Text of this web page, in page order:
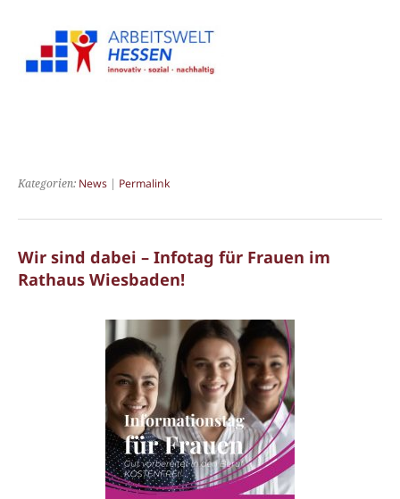
Kategorien: News Permalink
Wir sind dabei – Infotag für Frauen im
Rathaus Wiesbaden!